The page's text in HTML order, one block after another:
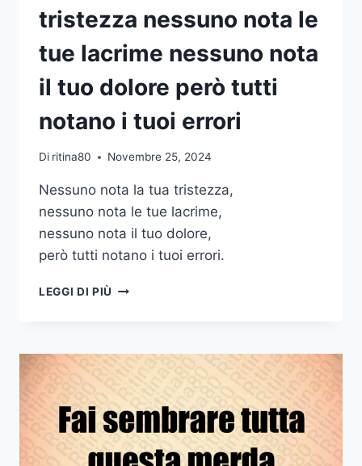
tristezza nessuno nota le
tue lacrime nessuno nota
il tuo dolore però tutti
notano i tuoi errori
Di ritina80 Novembre 25, 2024
Nessuno nota la tua tristezza,
nessuno nota le tue lacrime,
nessuno nota il tuo dolore,
però tutti notano i tuoi errori.
LEGGI DI PIÙ NESSUNO
TRISTEZZA
NESSUNO
NOTA
TUE
LACRIME
NESSUNO